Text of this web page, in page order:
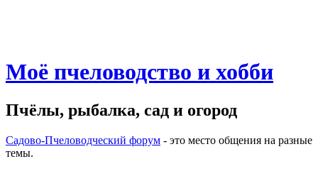
Моё пчеловодство и хобби
Пчёлы, рыбалка, сад и огород
Садово-Пчеловодческий форум - это место общения на разные
темы.